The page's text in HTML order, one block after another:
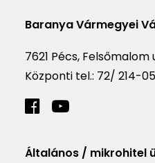
Baranya Vármegyei
7621 Pécs, Felsőmalom
Központi tel.: 72/ 214-
Általános / mikrohitel